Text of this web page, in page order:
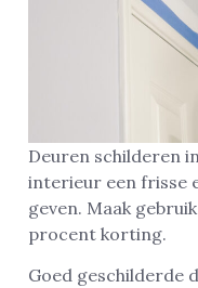
Deuren schilderen
interieur een frisse
geven. Maak
procent korting.
Goed geschilderde